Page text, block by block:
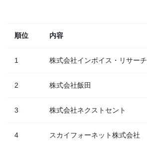
順位 内容
1 株式会社インボイス・リサーチ
2 株式会社飯田
3 株式会社ネクストセント
4 スカイフォーネット株式会社